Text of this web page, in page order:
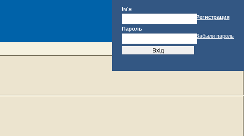
Ім'я
Пароль
Регистрация
Забыли пароль